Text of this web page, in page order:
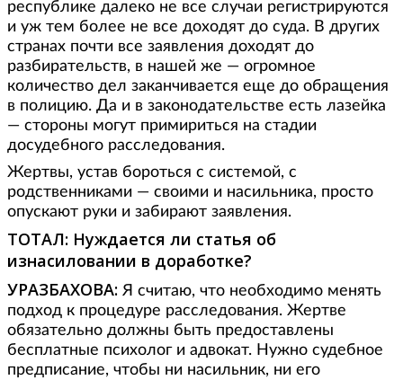
республике далеко не все случаи регистрируются
и уж тем более не все доходят до суда. В других
странах почти все заявления доходят до
разбирательств, в нашей же — огромное
количество дел заканчивается еще до обращения
в полицию. Да и в законодательстве есть лазейка
— стороны могут примириться на стадии
досудебного расследования.
Жертвы, устав бороться с системой, с
родственниками — своими и насильника, просто
опускают руки и забирают заявления.
ТОТАЛ: Нуждается ли статья об
изнасиловании в доработке?
УРАЗБАХОВА: Я считаю, что необходимо менять
подход к процедуре расследования. Жертве
обязательно должны быть предоставлены
бесплатные психолог и адвокат. Нужно судебное
предписание, чтобы ни насильник, ни его